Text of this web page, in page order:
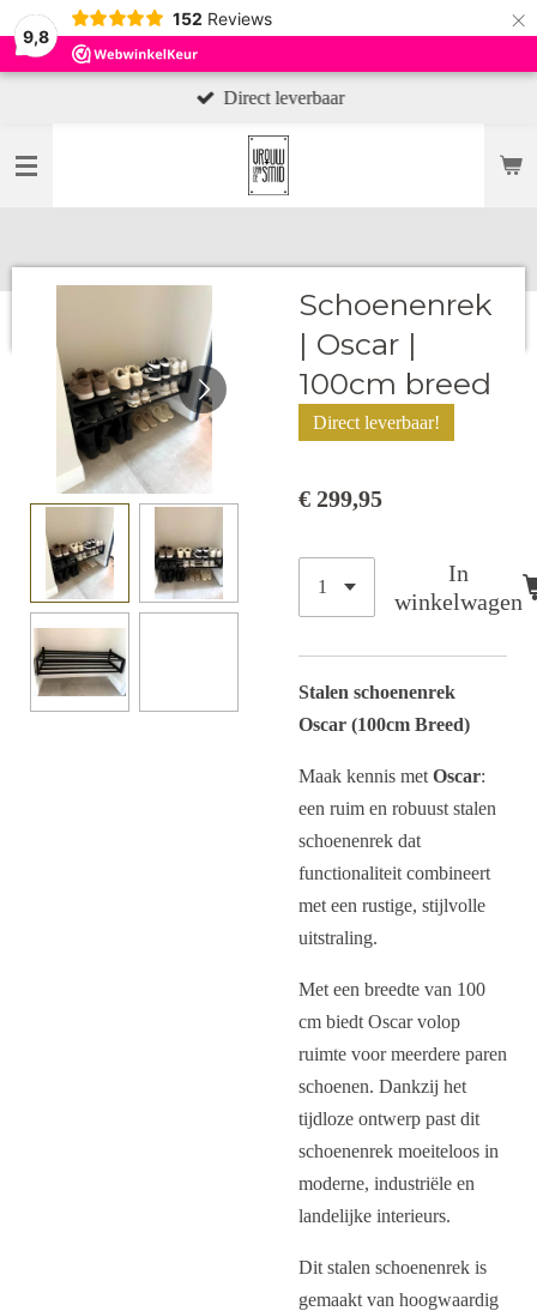
9,8
152 Reviews ×
Direct leverbaar
Schoenenrek
| Oscar |
100cm breed
Direct leverbaar!
€ 299,95
In
winkelwagen
Stalen schoenenrek
Oscar (100cm Breed)
Maak kennis met Oscar:
een ruim en robuust stalen
schoenenrek dat
functionaliteit combineert
met een rustige, stijlvolle
uitstraling.
Met een breedte van 100
cm biedt Oscar volop
ruimte voor meerdere paren
schoenen. Dankzij het
tijdloze ontwerp past dit
schoenenrek moeiteloos in
moderne, industriële en
landelijke interieurs.
Dit stalen schoenenrek is
gemaakt van hoogwaardig